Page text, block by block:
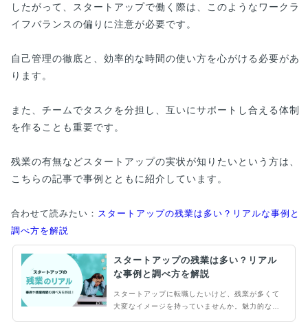
したがって、スタートアップで働く際は、このようなワークラ
イフバランスの偏りに注意が必要です。
自己管理の徹底と、効率的な時間の使い方を心がける必要があ
ります。
また、チームでタスクを分担し、互いにサポートし合える体制
を作ることも重要です。
残業の有無などスタートアップの実状が知りたいという方は、
こちらの記事で事例とともに紹介しています。
合わせて読みたい： スタートアップの残業は多い？リアルな事例と
調べ方を解説
スタートアップの残業は多い？リアル
な事例と調べ方を解説
スタートアップに転職したいけど、残業が多くて
大変なイメージを持っていませんか。魅力的なス